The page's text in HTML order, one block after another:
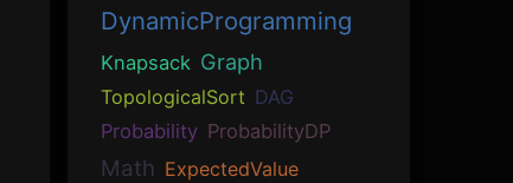
DynamicProgramming
Knapsack Graph
TopologicalSort DAG
Probability ProbabilityDP
Math ExpectedValue